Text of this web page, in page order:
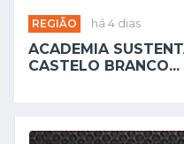
REGIÃO há 4 dias
ACADEMIA
CASTELO BRANCO...